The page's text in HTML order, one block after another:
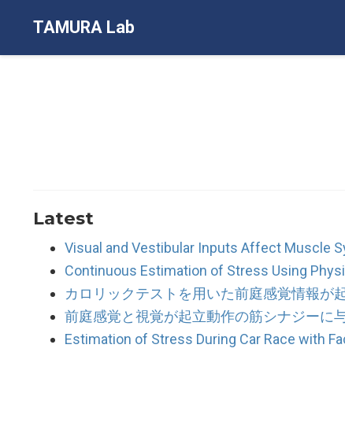
TAMURA Lab
Latest
Visual and Vestibular Inputs Affect Muscle
Continuous Estimation of Stress Using
カロリックテストを用いた前庭感覚情報が
前庭感覚と視覚が起立動作の筋シナジーに
Estimation of Stress During Car Race with